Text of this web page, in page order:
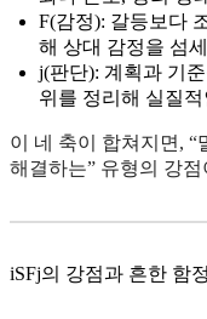
F(감정): 갈등보다
해 상대 감정을 섬
j(판단): 계획과 기
위를 정리해 실질
이 네 축이 합쳐지면, “
해결하는” 유형의 강
iSFj의 강점과 흔한 함정